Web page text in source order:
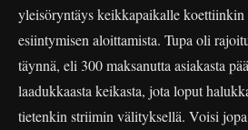
yleisöryntäys keikkapaikalle koettiinkin
esiintymisen aloittamista. Tupa oli
täynnä, eli 300 maksanutta asiakasta
laadukkaasta keikasta, jota loput
tietenkin striimin välityksellä. Voisi